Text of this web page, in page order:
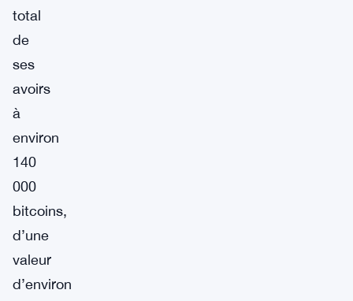
total
de
ses
avoirs
à
environ
140
000
bitcoins,
d’une
valeur
d’environ